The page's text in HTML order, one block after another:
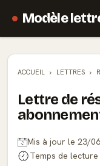
Modèle
ACCUEIL LETTRES
Lettre de
Mis à jour le 23/
Temps de lecture